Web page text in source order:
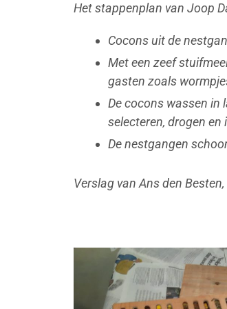
Het stappenplan van Joop
Cocons uit de
Met een zeef
gasten zoals
De cocons wassen in
selecteren, drogen en
De nestgangen
Verslag van Ans den